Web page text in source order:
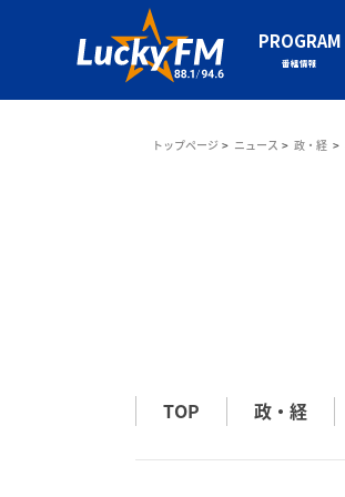
PROGRAM
番組情報
トップページ ニュース 政・経
TOP 政・経